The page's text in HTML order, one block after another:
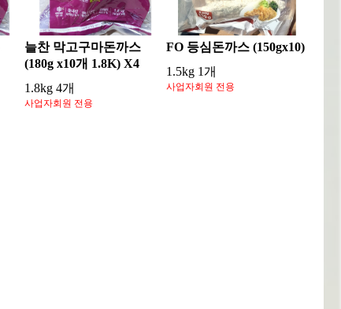
늘찬 막고구마돈까스
(180g x10개 1.8K) X4
1.8kg 4개
사업자회원 전용
FO 등심돈까스 (150gx10)
1.5kg 1개
사업자회원 전용